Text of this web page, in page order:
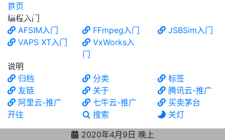
食铁兽
首页
编程入门
AFSIM入门
FFmpeg入门
JSBSim入门
VAPS XT入门
VxWorks入
门
说明
归档
分类
标签
友链
关于
腾讯云-推广
阿里云-推广
七牛云-推广
买卖茅台
开往
搜索
关灯
2020年4月9日 晚上